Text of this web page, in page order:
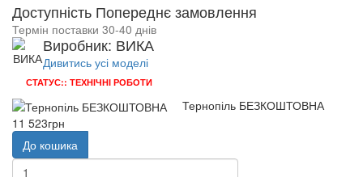
Доступність Попереднє замовлення
Термін поставки 30-40 днів
Виробник: ВИКА
Дивитись усі моделі
СТАТУС:: ТЕХНІЧНІ РОБОТИ
Тернопіль БЕЗКОШТОВНА
11 523грн
До кошика